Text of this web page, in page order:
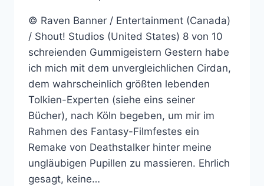
© Raven Banner / Entertainment (Canada)
/ Shout! Studios (United States) 8 von 10
schreienden Gummigeistern Gestern habe
ich mich mit dem unvergleichlichen Cirdan,
dem wahrscheinlich größten lebenden
Tolkien-Experten (siehe eins seiner
Bücher), nach Köln begeben, um mir im
Rahmen des Fantasy-Filmfestes ein
Remake von Deathstalker hinter meine
ungläubigen Pupillen zu massieren. Ehrlich
gesagt, keine…